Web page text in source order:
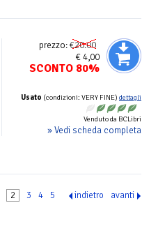
prezzo:€20.00
€ 4,00
SCONTO 80%
Usato (condizioni: VERY FINE) dettagli
Venduto da BCLibri
» Vedi scheda completa
2 3 4 5 indietro avanti